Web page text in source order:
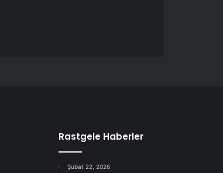
Rastgele Haberler
Şubat 22, 2026